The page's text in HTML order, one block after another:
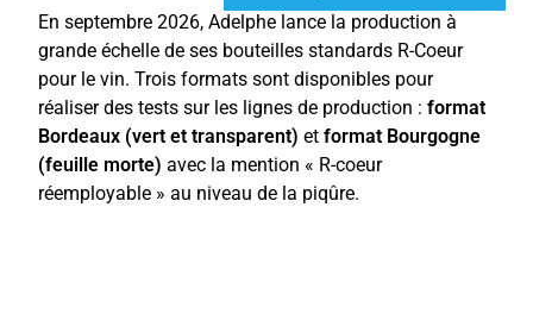
En septembre 2026, Adelphe lance la production à
grande échelle de ses bouteilles standards R-Coeur
pour le vin. Trois formats sont disponibles pour
réaliser des tests sur les lignes de production : format
Bordeaux (vert et transparent) et format Bourgogne
(feuille morte) avec la mention « R-coeur
réemployable » au niveau de la piqûre.